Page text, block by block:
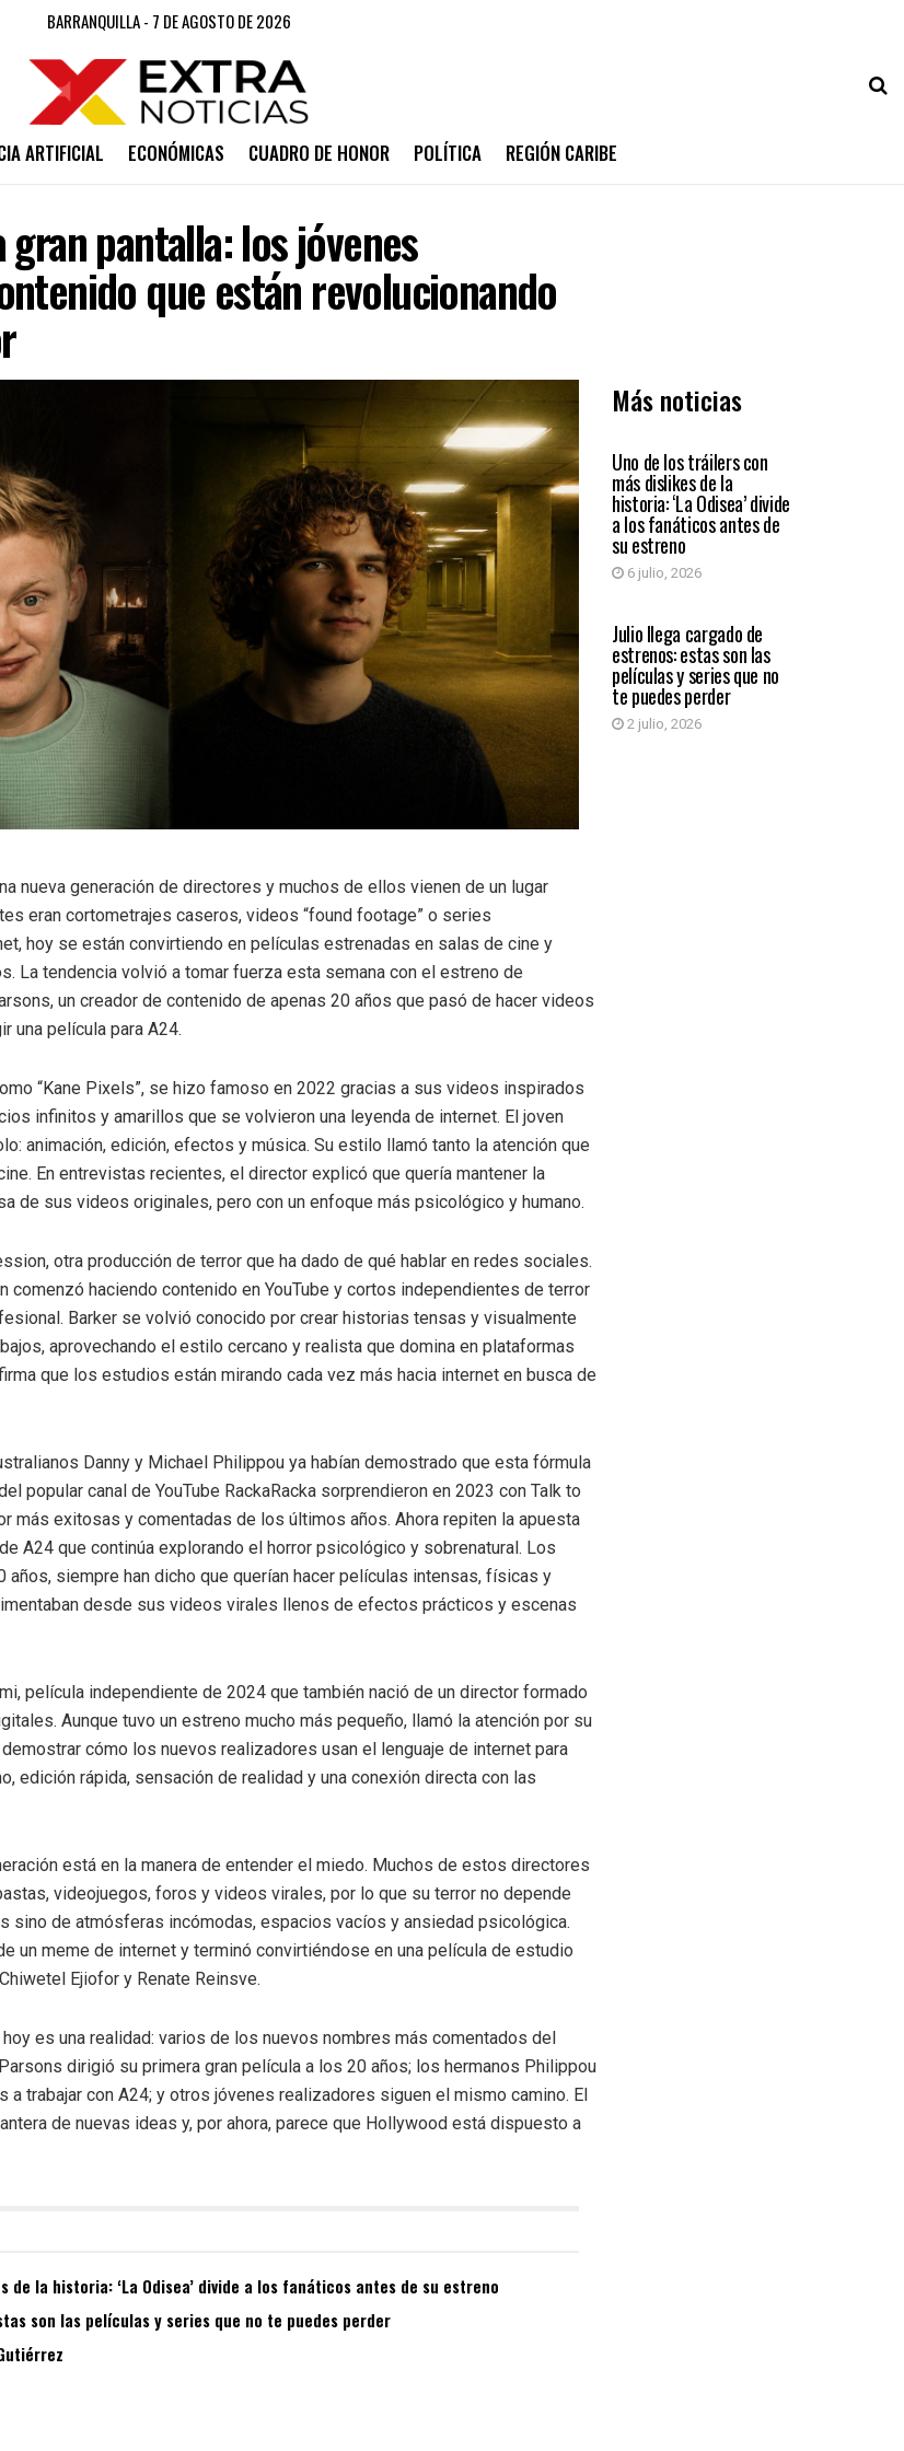
BARRANQUILLA - 7 DE AGOSTO DE 2026
ARTIFICIAL ECONÓMICAS CUADRO DE HONOR POLÍTICA REGIÓN CARIBE
gran pantalla: los jóvenes
que están revolucionando
Más noticias
ENTRETENIMIENTO
Uno de los tráilers con
más dislikes de la
historia: ‘La Odisea’ divide
a los fanáticos antes de
su estreno
6 julio, 2026
ENTRETENIMIENTO
Julio llega cargado de
estrenos: estas son las
películas y series que no
te puedes perder
2 julio, 2026
nueva generación de directores y muchos de ellos vienen de un lugar
eran cortometrajes caseros, videos “found footage” o series
hoy se están convirtiendo en películas estrenadas en salas de cine y
La tendencia volvió a tomar fuerza esta semana con el estreno de
un creador de contenido de apenas 20 años que pasó de hacer videos
una película para A24.
“Kane Pixels”, se hizo famoso en 2022 gracias a sus videos inspirados
infinitos y amarillos que se volvieron una leyenda de internet. El joven
animación, edición, efectos y música. Su estilo llamó tanto la atención que
En entrevistas recientes, el director explicó que quería mantener la
de sus videos originales, pero con un enfoque más psicológico y humano.
otra producción de terror que ha dado de qué hablar en redes sociales.
comenzó haciendo contenido en YouTube y cortos independientes de terror
Barker se volvió conocido por crear historias tensas y visualmente
aprovechando el estilo cercano y realista que domina en plataformas
que los estudios están mirando cada vez más hacia internet en busca de
Danny y Michael Philippou ya habían demostrado que esta fórmula
popular canal de YouTube RackaRacka sorprendieron en 2023 con Talk to
más exitosas y comentadas de los últimos años. Ahora repiten la apuesta
A24 que continúa explorando el horror psicológico y sobrenatural. Los
años, siempre han dicho que querían hacer películas intensas, físicas y
desde sus videos virales llenos de efectos prácticos y escenas
película independiente de 2024 que también nació de un director formado
Aunque tuvo un estreno mucho más pequeño, llamó la atención por su
cómo los nuevos realizadores usan el lenguaje de internet para
edición rápida, sensación de realidad y una conexión directa con las
está en la manera de entender el miedo. Muchos de estos directores
videojuegos, foros y videos virales, por lo que su terror no depende
sino de atmósferas incómodas, espacios vacíos y ansiedad psicológica.
un meme de internet y terminó convirtiéndose en una película de estudio
Ejiofor y Renate Reinsve.
es una realidad: varios de los nuevos nombres más comentados del
dirigió su primera gran película a los 20 años; los hermanos Philippou
a trabajar con A24; y otros jóvenes realizadores siguen el mismo camino. El
de nuevas ideas y, por ahora, parece que Hollywood está dispuesto a
la historia: ‘La Odisea’ divide a los fanáticos antes de su estreno
son las películas y series que no te puedes perder